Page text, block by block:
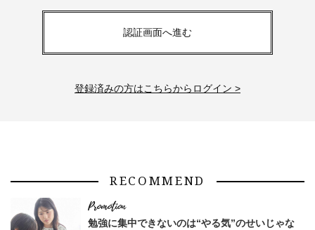
認証画面へ進む
登録済みの方はこちらからログイン >
RECOMMEND
勉強に集中できないのは“やる気”のせいじゃな